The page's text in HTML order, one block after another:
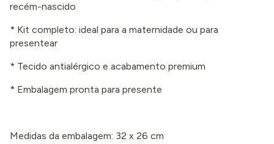
recém-nascido
* Kit completo: ideal para a maternidade ou para
presentear
* Tecido antialérgico e acabamento premium
* Embalagem pronta para presente
Medidas da embalagem: 32 x 26 cm